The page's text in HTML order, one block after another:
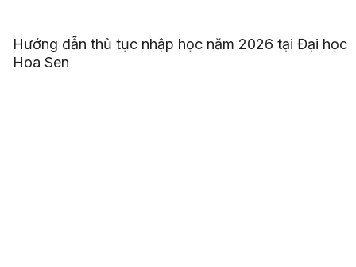
Hướng dẫn thủ tục nhập học năm 2026 tại Đại học
Hoa Sen